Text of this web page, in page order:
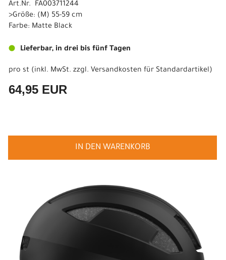
Art.Nr. FA003711244
>Größe: (M) 55-59 cm
Farbe: Matte Black
Lieferbar, in drei bis fünf Tagen
pro st (inkl. MwSt. zzgl. Versandkosten für Standardartikel)
64,95 EUR
IN DEN WARENKORB